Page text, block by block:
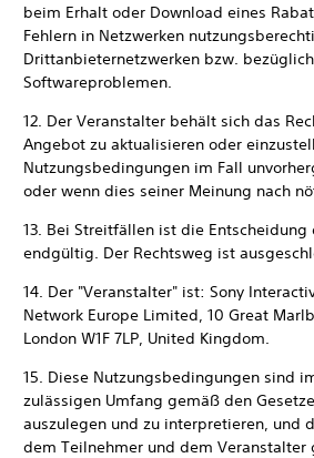
beim Erhalt oder Download eines
Fehlern in Netzwerken
Drittanbieternetzwerken bzw.
Softwareproblemen.
12. Der Veranstalter behält sich das
Angebot zu aktualisieren oder
Nutzungsbedingungen im Fall
oder wenn dies seiner Meinung nach
13. Bei Streitfällen ist die Entscheidung
endgültig. Der Rechtsweg ist
14. Der "Veranstalter" ist: Sony
Network Europe Limited, 10 Great
London W1F 7LP, United Kingdom.
15. Diese Nutzungsbedingungen sind
zulässigen Umfang gemäß den
auszulegen und zu interpretieren, und
dem Teilnehmer und dem Veranstalter